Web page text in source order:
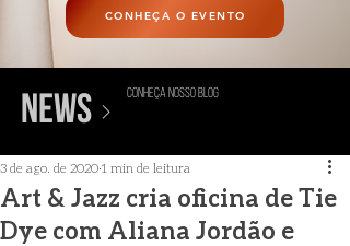
CONHEÇA O EVENTO
>
news conheça nosso blog
Art & Jazz cria oficina de Tie
Dye com Aliana Jordão e
3 de ago. de 2020 1 min de leitura